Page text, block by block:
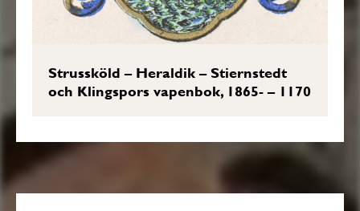
Strussköld – Heraldik – Stiernstedt
och Klingspors vapenbok, 1865- – 1170